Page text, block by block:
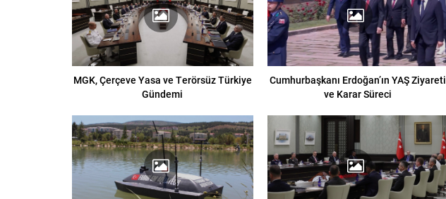
MGK, Çerçeve Yasa ve Terörsüz Türkiye
Gündemi
Cumhurbaşkanı Erdoğan’ın YAŞ Ziyareti
ve Karar Süreci